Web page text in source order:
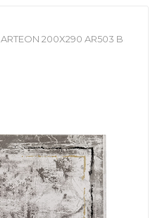
ARTEON 200X290 AR503 B